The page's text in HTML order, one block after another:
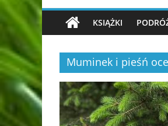
KSIĄŻKI
Muminek i pieśń